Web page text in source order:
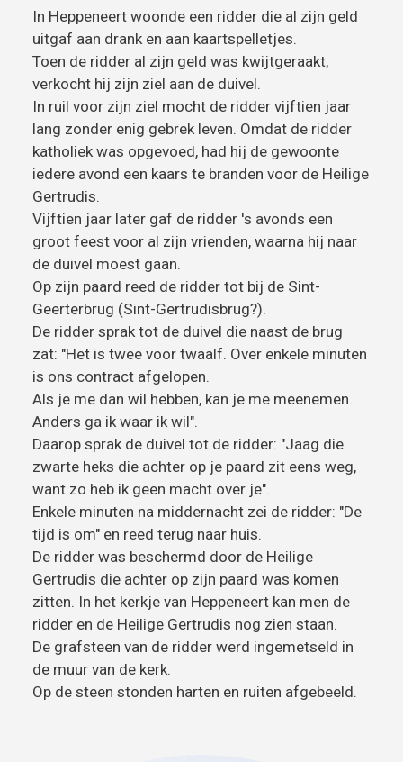
In Heppeneert woonde een ridder die al zijn geld
uitgaf aan drank en aan kaartspelletjes.
Toen de ridder al zijn geld was kwijtgeraakt,
verkocht hij zijn ziel aan de duivel.
In ruil voor zijn ziel mocht de ridder vijftien jaar
lang zonder enig gebrek leven. Omdat de ridder
katholiek was opgevoed, had hij de gewoonte
iedere avond een kaars te branden voor de Heilige
Gertrudis.
Vijftien jaar later gaf de ridder 's avonds een
groot feest voor al zijn vrienden, waarna hij naar
de duivel moest gaan.
Op zijn paard reed de ridder tot bij de Sint-
Geerterbrug (Sint-Gertrudisbrug?).
De ridder sprak tot de duivel die naast de brug
zat: "Het is twee voor twaalf. Over enkele minuten
is ons contract afgelopen.
Als je me dan wil hebben, kan je me meenemen.
Anders ga ik waar ik wil".
Daarop sprak de duivel tot de ridder: "Jaag die
zwarte heks die achter op je paard zit eens weg,
want zo heb ik geen macht over je".
Enkele minuten na middernacht zei de ridder: "De
tijd is om" en reed terug naar huis.
De ridder was beschermd door de Heilige
Gertrudis die achter op zijn paard was komen
zitten. In het kerkje van Heppeneert kan men de
ridder en de Heilige Gertrudis nog zien staan.
De grafsteen van de ridder werd ingemetseld in
de muur van de kerk.
Op de steen stonden harten en ruiten afgebeeld.